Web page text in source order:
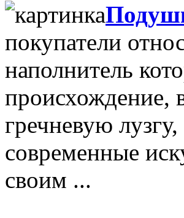
покупатели
наполнитель
происхождение,
гречневую
современные
своим ...